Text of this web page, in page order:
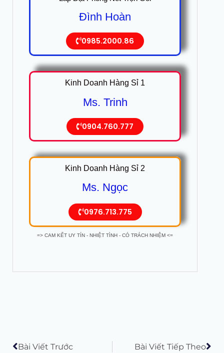
Đình Hoàn
0985.2000.86
Kinh Doanh Hàng Sỉ 1
Ms. Trinh
0904.760.777
Kinh Doanh Hàng Sỉ 2
Ms. Ngọc
0976.713.775
=> CAM KẾT UY TÍN - NHIỆT TÌNH - CÓ TRÁCH NHIỆM <=
Bài Viết Trước Bài Viết Tiếp Theo